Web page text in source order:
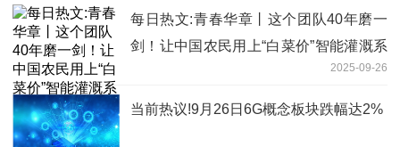
每日热文:青春华章丨这个团队40年磨一
剑！让中国农民用上“白菜价”智能灌溉系
2025-09-26
当前热议!9月26日6G概念板块跌幅达2%